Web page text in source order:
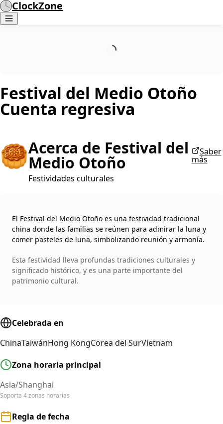
ClockZone
Festival del Medio Otoño
Cuenta regresiva
🥮Acerca de Festival del
Medio Otoño
Festividades culturales
Saber
más
El Festival del Medio Otoño es una festividad tradicional
china donde las familias se reúnen para admirar la luna y
comer pasteles de luna, simbolizando reunión y armonía.
Esta festividad lleva profundas tradiciones culturales y
significado histórico, y es una parte importante del
patrimonio cultural.
Celebrada en
ChinaTaiwánHong KongCorea del SurVietnam
Zona horaria principal
Asia/Shanghai
Soporta 4 zonas horarias
Regla de fecha